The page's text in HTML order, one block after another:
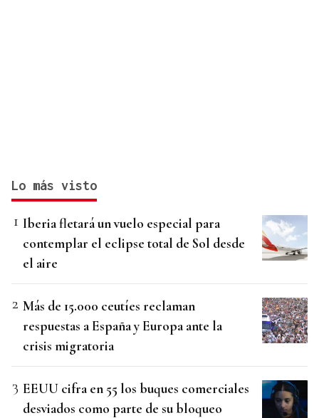
Lo más visto
Iberia fletará un vuelo especial para
contemplar el eclipse total de Sol desde
el aire
Más de 15.000 ceutíes reclaman
respuestas a España y Europa ante la
crisis migratoria
EEUU cifra en 55 los buques comerciales
desviados como parte de su bloqueo